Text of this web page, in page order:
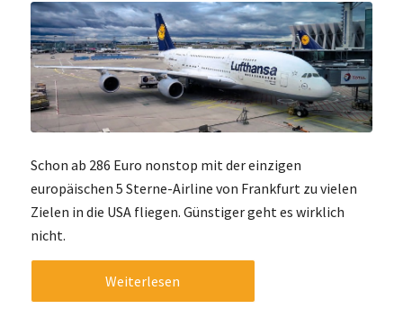
Schon ab 286 Euro nonstop mit der einzigen
europäischen 5 Sterne-Airline von Frankfurt zu vielen
Zielen in die USA fliegen. Günstiger geht es wirklich
nicht.
Weiterlesen